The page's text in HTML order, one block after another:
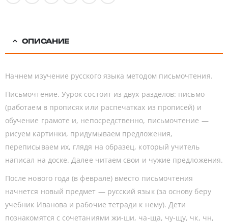
ОПИСАНИЕ
Начнем изучение русского языка методом письмочтения.
Письмочтение. Уурок состоит из двух разделов: письмо
(работаем в прописях или распечатках из прописей) и
обучение грамоте и, непосредственно, письмочтение —
рисуем картинки, придумываем предложения,
переписываем их, глядя на образец, который учитель
написал на доске. Далее читаем свои и чужие предложения.
После нового года (в феврале) вместо письмочтения
начнется новый предмет — русский язык (за основу беру
учебник Иванова и рабочие тетради к нему). Дети
познакомятся с сочетаниями жи-ши, ча-ща, чу-щу, чк, чн,